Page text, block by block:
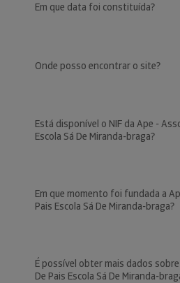
Em que data foi constituída?
Onde posso encontrar o site?
Está disponível o NIF da Ape -
Escola Sá De Miranda-braga?
Em que momento foi fundada a
Pais Escola Sá De Miranda-braga?
É possível obter mais dados
De Pais Escola Sá De Miranda-